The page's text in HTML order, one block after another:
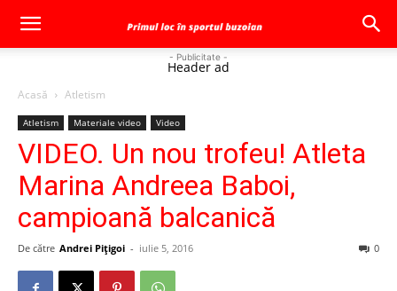
- Publicitate -
Header ad
Acasă Atletism
Atletism Materiale video Video
VIDEO. Un nou trofeu! Atleta
Marina Andreea Baboi,
campioană balcanică
De către Andrei Pițigoi - iulie 5, 2016 0